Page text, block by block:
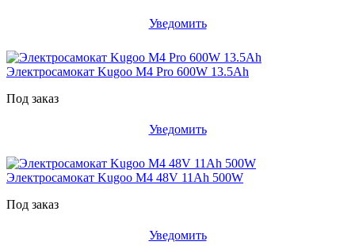
Уведомить
Электросамокат Kugoo M4 Pro 600W 13.5Ah
Под заказ
Уведомить
Электросамокат Kugoo M4 48V 11Ah 500W
Под заказ
Уведомить